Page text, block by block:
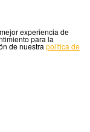
experiencia de
para la
de nuestra política de